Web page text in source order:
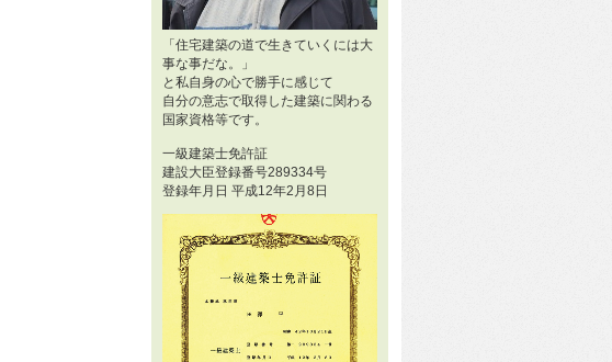
「住宅建築の道で生きていくには大
事な事だな。」
と私自身の心で勝手に感じて
自分の意志で取得した建築に関わる
国家資格等です。
一級建築士免許証
建設大臣登録番号289334号
登録年月日 平成12年2月8日